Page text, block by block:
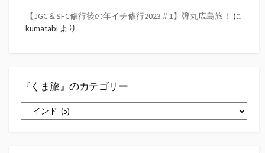
【JGC＆SFC修行後の年イチ修行2023＃1】弾丸広島旅！ に
kumatabi より
『くま旅』のカテゴリー
ま